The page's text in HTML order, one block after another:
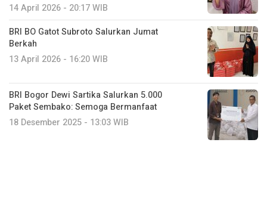
14 April 2026 - 20:17 WIB
BRI BO Gatot Subroto Salurkan Jumat
Berkah
13 April 2026 - 16:20 WIB
BRI Bogor Dewi Sartika Salurkan 5.000
Paket Sembako: Semoga Bermanfaat
18 Desember 2025 - 13:03 WIB